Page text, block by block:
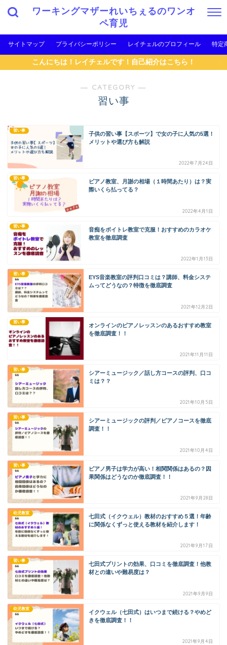
ワーキングマザーれいちぇるのワンオ
ペ育児
サイトマップ プライバシーポリシー レイチェルのプロフィール 特定
こんにちは！レイチェルです！自己紹介はこちら！
― CATEGORY ―
習い事
習い事
子供の習い事【スポーツ】で女の子に人気の5選！
メリットや選び方も解説
2022年7月24日
習い事
ピアノ教室、月謝の相場（１時間あたり）は？実
際いくら払ってる？
2022年4月1日
習い事
音痴をボイトレ教室で克服！おすすめのカラオケ
教室を徹底調査
2022年1月13日
習い事
EYS音楽教室の評判口コミは？講師、料金システ
ムってどうなの？特徴を徹底調査
2021年12月2日
習い事
オンラインのピアノレッスンのあるおすすめ教室
を徹底調査！！
2021年11月11日
習い事
シアーミュージック／話し方コースの評判、口コ
ミは？？
2021年10月5日
習い事
シアーミュージックの評判／ピアノコースを徹底
調査！！
2021年10月4日
習い事
ピアノ男子は学力が高い！相関関係はあるの？因
果関係はどうなのか徹底調査！！
2021年9月28日
幼児教室
七田式（イクウェル）教材のおすすめ５選！年齢
に関係なくずっと使える教材を紹介します！
2021年9月17日
習い事
七田式プリントの効果、口コミを徹底調査！他教
材との違いや難易度は？
2021年9月9日
幼児教室
イクウェル（七田式）はいつまで続ける？やめど
きを徹底調査！！
2021年9月4日